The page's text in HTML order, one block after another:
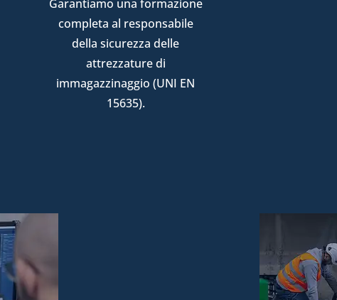
Garantiamo una formazione
completa al responsabile
della sicurezza delle
attrezzature di
immagazzinaggio (UNI EN
15635).